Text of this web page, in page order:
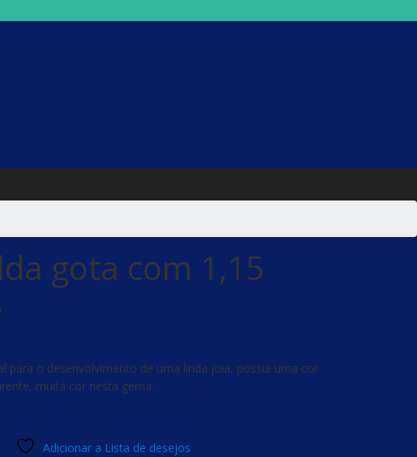
gota com 1,15
para o desenvolvimento de uma linda joia, possui uma cor
muita cor nesta gema.
Adicionar a Lista de desejos